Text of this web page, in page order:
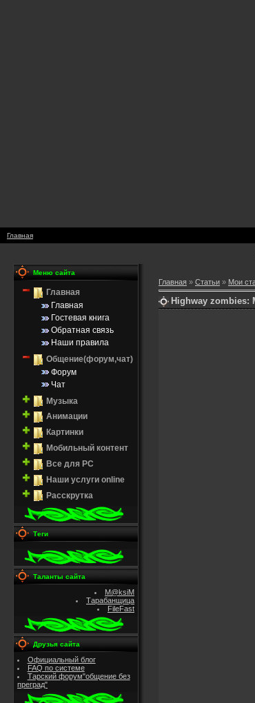
Главная
Меню сайта
Главная
Главная
Гостевая книга
Обратная связь
Наши правила
Общение(форум,чат)
Форум
Чат
Музыка
Анимации
Картинки
Мобильный контент
Все для PC
Наши услуги online
Расскрутка
Теги
Таланты сайта
M@ksiM
Тарабанщица
FileFast
Друзья сайта
Официальный блог
FAQ по системе
Тарский форум"общение без
преград"
Главная » Статьи » Мои
Highway zombies: